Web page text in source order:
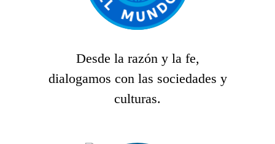
Desde la razón y la fe,
dialogamos con las sociedades y
culturas.